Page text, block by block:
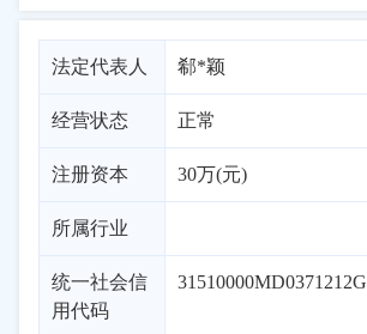
法定代表人 郗*颖
经营状态 正常
注册资本 30万(元)
所属行业
统一社会信
用代码
31510000MD0371212G